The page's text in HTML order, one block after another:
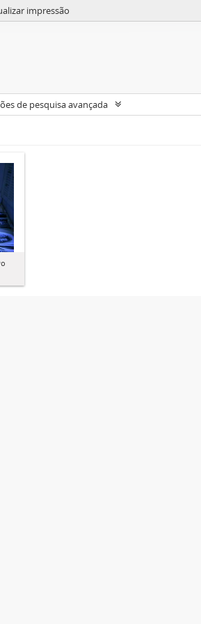
impressão
de pesquisa avançada